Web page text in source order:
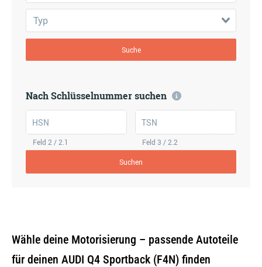
Typ
Suche
Nach Schlüsselnummer suchen
HSN
Feld 2 / 2.1
TSN
Feld 3 / 2.2
Suchen
Wähle deine Motorisierung – passende Autoteile
für deinen AUDI Q4 Sportback (F4N) finden